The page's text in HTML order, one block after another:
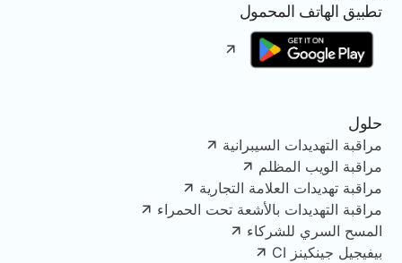
تطبيق الهاتف المحمول
حلول
مراقبة التهديدات السيبرانية
مراقبة الويب المظلم
مراقبة تهديدات العلامة التجارية
مراقبة التهديدات بالأشعة تحت الحمراء
المسح السري للشركاء
بيفيجيل جينكينز CI